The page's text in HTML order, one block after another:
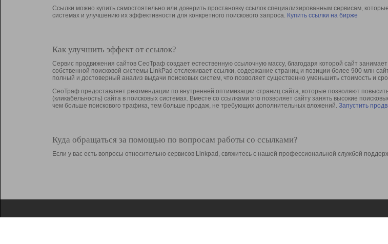
Ссылки можно купить самостоятельно или доверить простановку ссылок специализированным сервисам,
системах и улучшению их эффективности для конкретного поискового запроса. Купить ссылки на бирже
Как улучшить эффект от ссылок?
Сервис продвижения сайтов СеоТраф создает естественную ссылочную массу, благодаря которой сайт
собственной поисковой системы LinkPad отслеживает ссылки, содержание страниц и позиции более 900 млн
полный и достоверный анализ выдачи поисковых систем, что позволяет существенно уменьшить стоимость и
СеоТраф предоставляет рекомендации по внутренней оптимизации страниц сайта, которые позволяют
(кликабельность) сайта в поисковых системах. Вместе со ссылками это позволяет сайту занять высокие
чем больше поискового трафика, тем больше продаж, не требующих дополнительных вложений. Запустить
Куда обращаться за помощью по вопросам работы со ссылками?
Если у вас есть вопросы относительно сервисов Linkpad, свяжитесь с нашей профессиональной службой